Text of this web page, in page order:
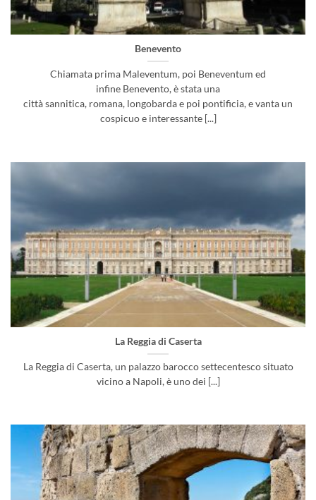
Benevento
Chiamata prima Maleventum, poi Beneventum ed
infine Benevento, è stata una
città sannitica, romana, longobarda e poi pontificia, e vanta un
cospicuo e interessante [...]
La Reggia di Caserta
La Reggia di Caserta, un palazzo barocco settecentesco situato
vicino a Napoli, è uno dei [...]